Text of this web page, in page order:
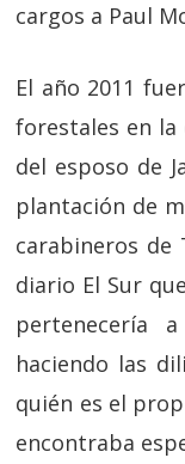
cargos a Paul
El año 2011
forestales en
del esposo de
plantación de
carabineros de
diario El Sur
pertenecería
haciendo las
quién es el
encontraba